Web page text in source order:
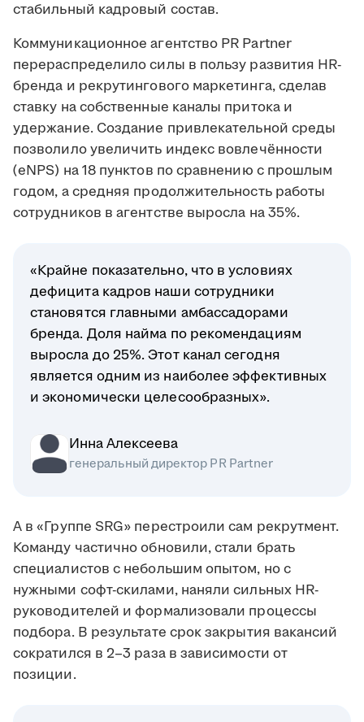
стабильный кадровый состав.
Коммуникационное агентство PR Partner
перераспределило силы в пользу развития HR-
бренда и рекрутингового маркетинга, сделав
ставку на собственные каналы притока и
удержание. Создание привлекательной среды
позволило увеличить индекс вовлечённости
(eNPS) на 18 пунктов по сравнению с прошлым
годом, а средняя продолжительность работы
сотрудников в агентстве выросла на 35%.
«Крайне показательно, что в условиях
дефицита кадров наши сотрудники
становятся главными амбассадорами
бренда. Доля найма по рекомендациям
выросла до 25%. Этот канал сегодня
является одним из наиболее эффективных
и экономически целесообразных».
Инна Алексеева
генеральный директор PR Partner
А в «Группе SRG» перестроили сам рекрутмент.
Команду частично обновили, стали брать
специалистов с небольшим опытом, но с
нужными софт-скилами, наняли сильных HR-
руководителей и формализовали процессы
подбора. В результате срок закрытия вакансий
сократился в 2–3 раза в зависимости от
позиции.